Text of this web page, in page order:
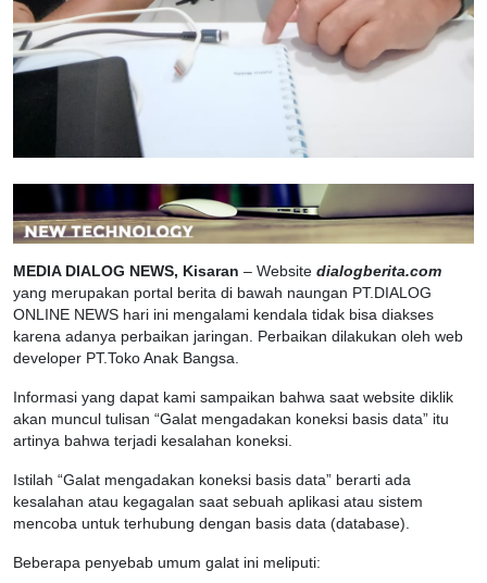
MEDIA DIALOG NEWS, Kisaran – Website dialogberita.com
yang merupakan portal berita di bawah naungan PT.DIALOG
ONLINE NEWS hari ini mengalami kendala tidak bisa diakses
karena adanya perbaikan jaringan. Perbaikan dilakukan oleh web
developer PT.Toko Anak Bangsa.
Informasi yang dapat kami sampaikan bahwa saat website diklik
akan muncul tulisan “Galat mengadakan koneksi basis data” itu
artinya bahwa terjadi kesalahan koneksi.
Istilah “Galat mengadakan koneksi basis data” berarti ada
kesalahan atau kegagalan saat sebuah aplikasi atau sistem
mencoba untuk terhubung dengan basis data (database).
Beberapa penyebab umum galat ini meliputi: